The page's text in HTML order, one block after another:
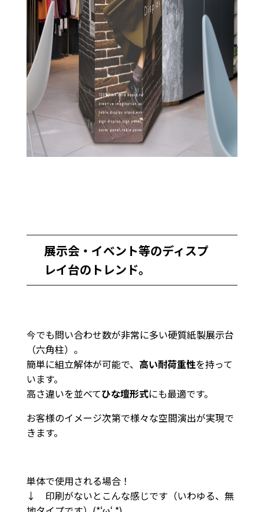
展示会・イベント等のディスプ
レイ台のトレンド。
今でも問い合わせ数が非常に多い硬質紙製展示台
（六角柱）。
簡単に組立解体が可能で、 高い耐荷重性を持って
います。
高さ違いを並べてひな壇形式にも最適です。
お客様のイメージ次第で様々な空間演出が実現で
きます。
単体で使用される場合！
↓ 印刷がないとこんな感じです（いわゆる、無